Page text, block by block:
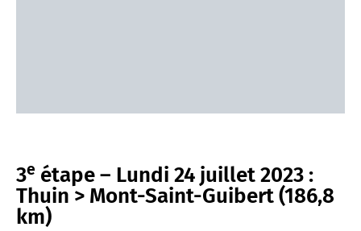
3e étape – Lundi 24 juillet 2023 :
Thuin > Mont-Saint-Guibert (186,8
km)